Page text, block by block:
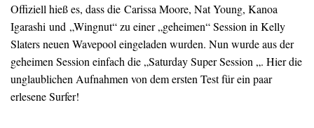
Offiziell hieß es, dass die Carissa Moore, Nat Young, Kanoa
Igarashi und „Wingnut“ zu einer „geheimen“ Session in Kelly
Slaters neuen Wavepool eingeladen wurden. Nun wurde aus der
geheimen Session einfach die „Saturday Super Session „. Hier die
unglaublichen Aufnahmen von dem ersten Test für ein paar
erlesene Surfer!